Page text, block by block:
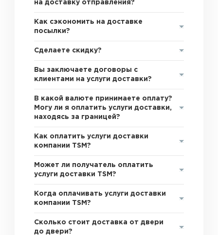
на доставку отправления?
Как сэкономить на доставке
посылки?
Сделаете скидку?
Вы заключаете договоры с
клиентами на услуги доставки?
В какой валюте принимаете оплату?
Могу ли я оплатить услуги доставки,
находясь за границей?
Как оплатить услуги доставки
компании TSM?
Может ли получатель оплатить
услуги доставки TSM?
Когда оплачивать услуги доставки
компании TSM?
Сколько стоит доставка от двери
до двери?